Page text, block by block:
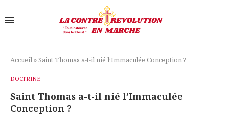
Accueil»Saint Thomas a-t-il nié l’Immaculée Conception ?
DOCTRINE
Saint Thomas a-t-il nié l’Immaculée
Conception ?